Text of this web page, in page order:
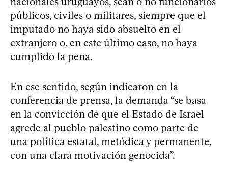
públicos, civiles o militares, siempre que el
imputado no haya sido absuelto en el
extranjero o, en este último caso, no haya
cumplido la pena.
En ese sentido, según indicaron en la
conferencia de prensa, la demanda “se basa
en la convicción de que el Estado de Israel
agrede al pueblo palestino como parte de
una política estatal, metódica y permanente,
con una clara motivación genocida”.